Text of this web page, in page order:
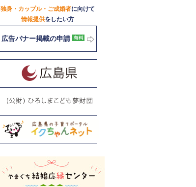
独身・カップル・ご成婚者に向けて
情報提供をしたい方
広告バナー掲載の申請